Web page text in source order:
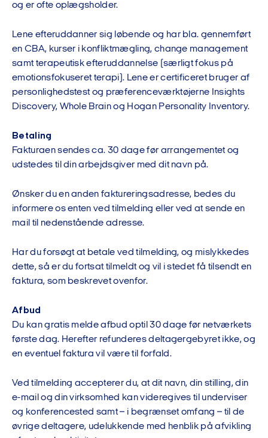
og er ofte oplægsholder.
Lene efteruddanner sig løbende og har bla. gennemført
en CBA, kurser i konfliktmægling, change management
samt terapeutisk efteruddannelse (særligt fokus på
emotionsfokuseret terapi). Lene er certificeret bruger af
personlighedstest og præferenceværktøjerne Insights
Discovery, Whole Brain og Hogan Personality Inventory.
Betaling
Fakturaen sendes ca. 30 dage før arrangementet og
udstedes til din arbejdsgiver med dit navn på.
Ønsker du en anden faktureringsadresse, bedes du
informere os enten ved tilmelding eller ved at sende en
mail til nedenstående adresse.
Har du forsøgt at betale ved tilmelding, og mislykkedes
dette, så er du fortsat tilmeldt og vil i stedet få tilsendt en
faktura, som beskrevet ovenfor.
Afbud
Du kan gratis melde afbud optil 30 dage før netværkets
første dag. Herefter refunderes deltagergebyret ikke, og
en eventuel faktura vil være til forfald.
Ved tilmelding accepterer du, at dit navn, din stilling, din
e-mail og din virksomhed kan videregives til underviser
og konferencested samt – i begrænset omfang – til de
øvrige deltagere, udelukkende med henblik på afvikling